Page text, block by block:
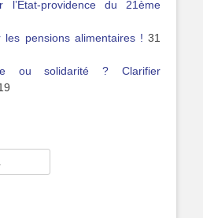
l’État-providence du 21ème
les pensions alimentaires ! 31
ou solidarité ? Clarifier